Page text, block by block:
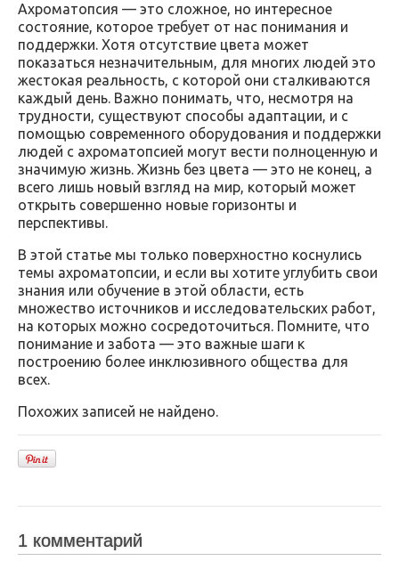
Ахроматопсия — это сложное, но интересное
состояние, которое требует от нас понимания и
поддержки. Хотя отсутствие цвета может
показаться незначительным, для многих людей это
жестокая реальность, с которой они сталкиваются
каждый день. Важно понимать, что, несмотря на
трудности, существуют способы адаптации, и с
помощью современного оборудования и поддержки
людей с ахроматопсией могут вести полноценную и
значимую жизнь. Жизнь без цвета — это не конец, а
всего лишь новый взгляд на мир, который может
открыть совершенно новые горизонты и
перспективы.
В этой статье мы только поверхностно коснулись
темы ахроматопсии, и если вы хотите углубить свои
знания или обучение в этой области, есть
множество источников и исследовательских работ,
на которых можно сосредоточиться. Помните, что
понимание и забота — это важные шаги к
построению более инклюзивного общества для
всех.
Похожих записей не найдено.
1 комментарий